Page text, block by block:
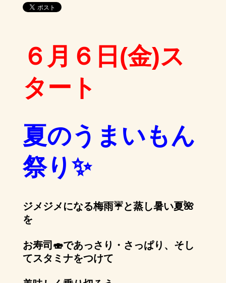
６月６日(金)ス
タート
夏のうまいもん
祭り✨
ジメジメになる梅雨☔と蒸し暑い夏🌺
を
お寿司🍣であっさり・さっぱり、そし
てスタミナをつけて